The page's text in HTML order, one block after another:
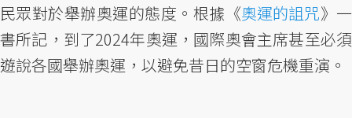
民眾對於舉辦奧運的態度。根據《奧運的詛咒》一
書所記，到了2024年奧運，國際奧會主席甚至必須
遊說各國舉辦奧運，以避免昔日的空窗危機重演。